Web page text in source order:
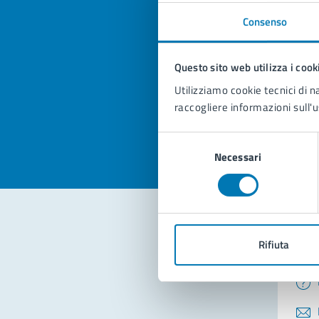
Consenso
Questo sito web utilizza i
Utilizziamo cookie tecnici di
raccogliere informazioni
Necessari
Rifiuta
Valuta